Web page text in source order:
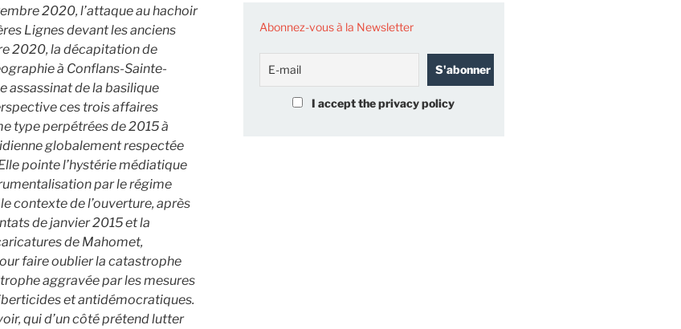
2020, l’attaque au hachoir
Lignes devant les anciens
2020, la décapitation de
à Conflans-Sainte-
assassinat de la basilique
ces trois affaires
type perpétrées de 2015 à
globalement respectée
pointe l’hystérie médiatique
par le régime
contexte de l’ouverture, après
de janvier 2015 et la
de Mahomet,
faire oublier la catastrophe
aggravée par les mesures
et antidémocratiques.
qui d’un côté prétend lutter
Abonnez-vous à la Newsletter
I accept the privacy policy